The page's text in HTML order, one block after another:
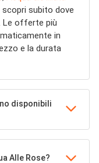
scopri subito dove
Le offerte più
in
e la durata
disponibili
Alle Rose?